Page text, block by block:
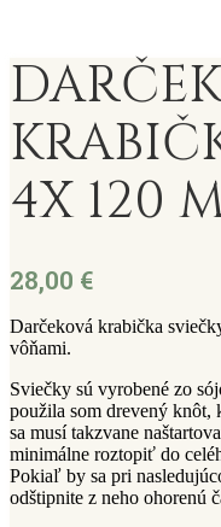
4X 120
28,00 €
Darčeková krabička
vôňami.
Sviečky sú vyrobené zo
použila som drevený
sa musí takzvane
minimálne roztopiť do
Pokiaľ by sa pri
odštipnite z neho ohorenú